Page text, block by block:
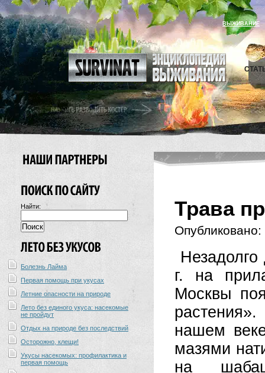
ВЫЖИВАНИЕ
Найти:
Болезнь Лайма
Первая помощь при укусах
Летние опасности на природе
Лето без единого укуса: насекомые
не пройдут
Отдых на природе без последствий
Осторожно, клещи!
Укусы насекомых: профилактика и
первая помощь
Трава
Опубликовано:
г. на
Москвы
нашем
мазями
на